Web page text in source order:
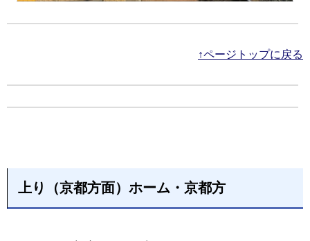
↑ページトップに戻る
上り（京都方面）ホーム・京都方